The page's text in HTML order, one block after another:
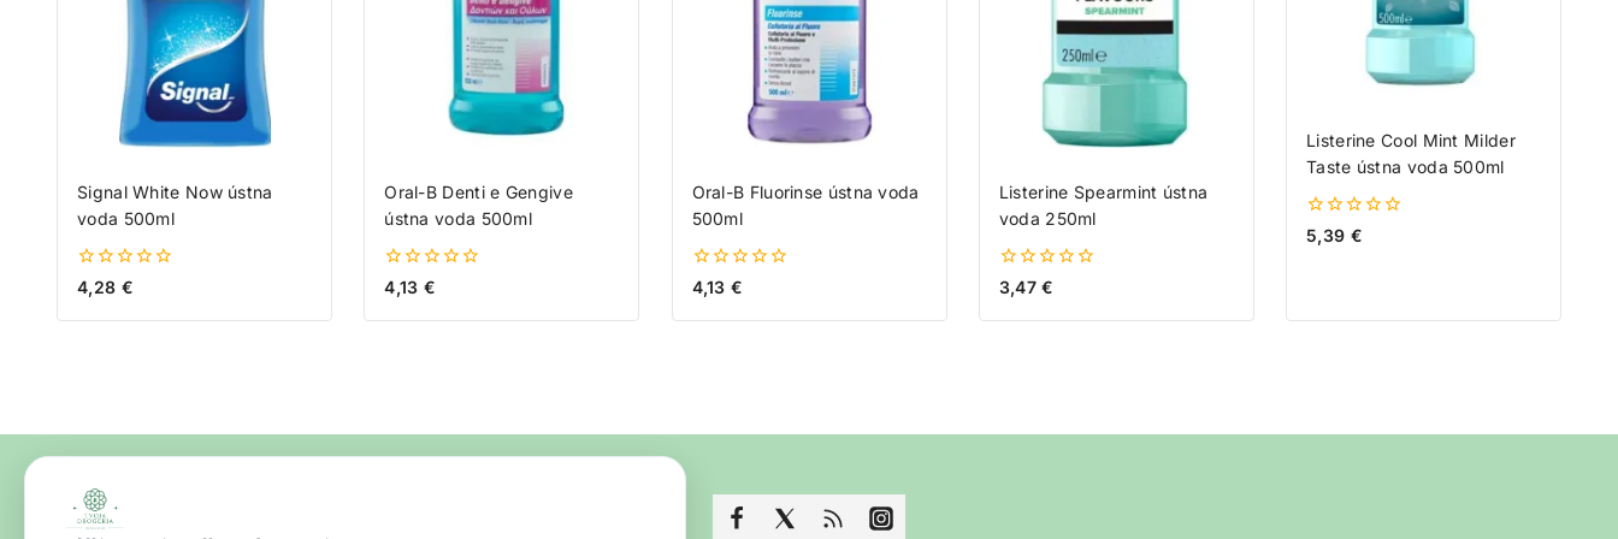
Signal White Now ústna
voda 500ml
0
5
4,28 €
Oral-B Denti e Gengive
ústna voda 500ml
0
5
4,13 €
Oral-B Fluorinse ústna voda
500ml
0
5
4,13 €
Listerine Spearmint ústna
voda 250ml
0
z
5
3,47€
Listerine Cool Mint Milder
Taste ústna voda 500ml
0
5,39 €